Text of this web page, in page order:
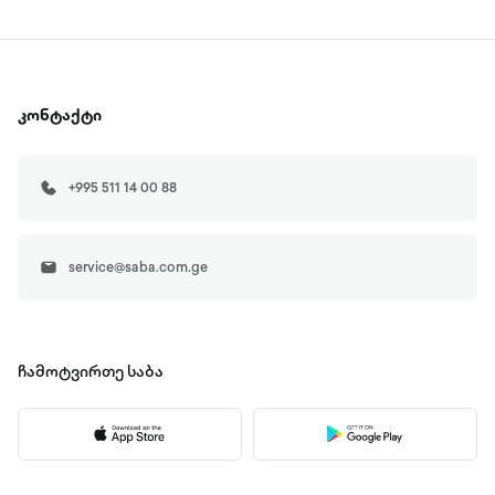
კონტაქტი
+995 511 14 00 88
service@saba.com.ge
ჩამოტვირთე საბა